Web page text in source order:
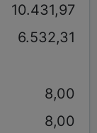
10.431,97
6.532,31
8,00
8,00